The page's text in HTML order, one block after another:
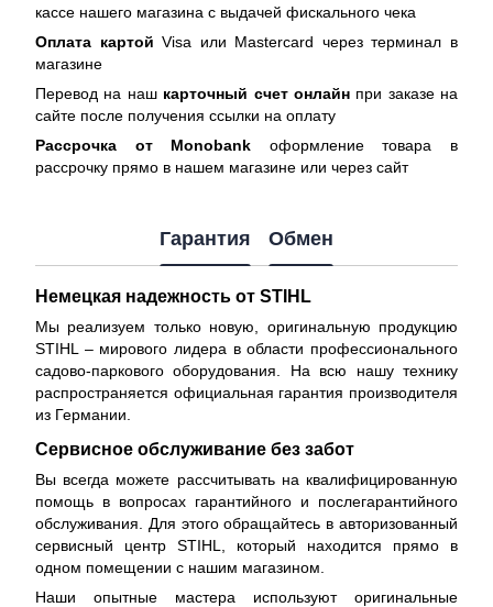
кассе нашего магазина с выдачей фискального чека
Оплата картой Visa или Mastercard через терминал в
магазине
Перевод на наш карточный счет онлайнпри заказе на
сайте после получения ссылки на оплату
Рассрочка от Monobank оформление товара в
рассрочку прямо в нашем магазине или через сайт
Гарантия Обмен
Немецкая надежность от STIHL
Мы реализуем только новую, оригинальную продукцию
STIHL – мирового лидера в области профессионального
садово-паркового оборудования. На всю нашу технику
распространяется официальная гарантия производителя
из Германии.
Сервисное обслуживание без забот
Вы всегда можете рассчитывать на квалифицированную
помощь в вопросах гарантийного и послегарантийного
обслуживания. Для этого обращайтесь в авторизованный
сервисный центр STIHL, который находится прямо в
одном помещении с нашим магазином.
Наши опытные мастера используют оригинальные